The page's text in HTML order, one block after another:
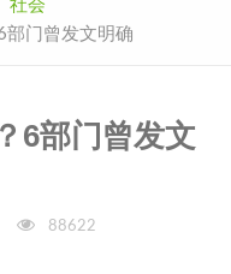
社会
部门曾发文明确
6部门曾发文
88622